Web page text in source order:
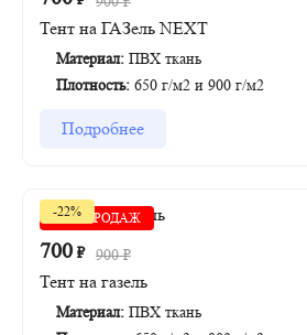
Тент на ГАЗель NEXT
Материал: ПВХ ткань
Плотность: 650 г/м2 и 900 г/м2
Подробнее
ХИТ ПРОДАЖ
-22%
700 ₽ 900₽
Тент на газель
Материал: ПВХ ткань